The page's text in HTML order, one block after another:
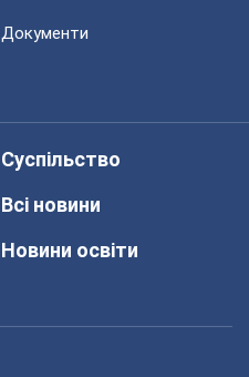
Документи
Суспільство
Всі новини
Новини освіти